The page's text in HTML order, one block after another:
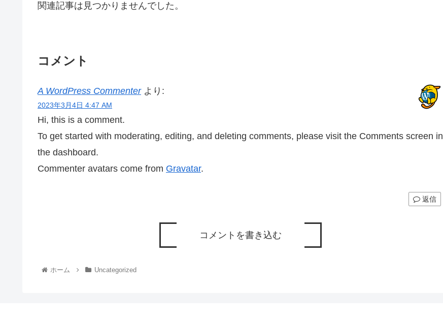
関連記事は見つかりませんでした。
コメント
A WordPress Commenter より:
2023年3月4日 4:47 AM
Hi, this is a comment.
To get started with moderating, editing, and deleting comments, please visit the Comments screen in
the dashboard.
Commenter avatars come from Gravatar.
返信
コメントを書き込む
ホーム Uncategorized